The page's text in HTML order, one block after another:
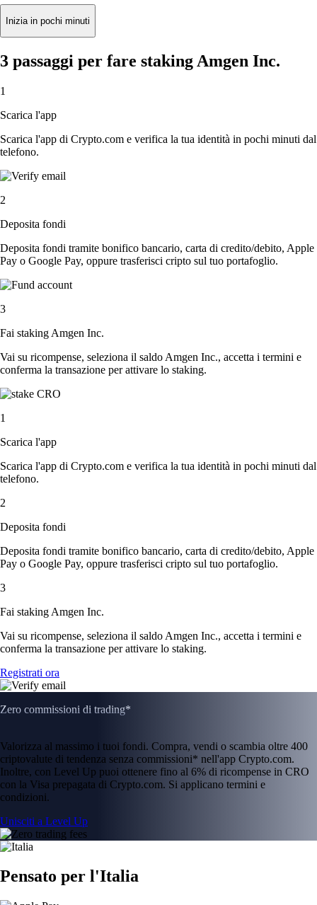
Inizia in pochi minuti
3 passaggi per fare staking Amgen Inc.
1
Scarica l'app
Scarica l'app di Crypto.com e verifica la tua identità in pochi minuti dal
telefono.
2
Deposita fondi
Deposita fondi tramite bonifico bancario, carta di credito/debito, Apple
Pay o Google Pay, oppure trasferisci cripto sul tuo portafoglio.
3
Fai staking Amgen Inc.
Vai su ricompense, seleziona il saldo Amgen Inc., accetta i termini e
conferma la transazione per attivare lo staking.
1
Scarica l'app
Scarica l'app di Crypto.com e verifica la tua identità in pochi minuti dal
telefono.
2
Deposita fondi
Deposita fondi tramite bonifico bancario, carta di credito/debito, Apple
Pay o Google Pay, oppure trasferisci cripto sul tuo portafoglio.
3
Fai staking Amgen Inc.
Vai su ricompense, seleziona il saldo Amgen Inc., accetta i termini e
conferma la transazione per attivare lo staking.
Registrati ora
Zero commissioni di trading*
Valorizza al massimo i tuoi fondi. Compra, vendi o scambia oltre 400
criptovalute di tendenza senza commissioni* nell'app Crypto.com.
Inoltre, con Level Up puoi ottenere fino al 6% di ricompense in CRO
con la Visa prepagata di Crypto.com. Si applicano termini e
condizioni.
Unisciti a Level Up
Pensato per l'Italia